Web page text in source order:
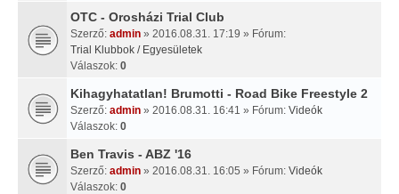
OTC - Orosházi Trial Club
Szerző: admin » 2016.08.31. 17:19 » Fórum:
Trial Klubbok / Egyesületek
Válaszok: 0
Kihagyhatatlan! Brumotti - Road Bike Freestyle 2
Szerző: admin » 2016.08.31. 16:41 » Fórum: Videók
Válaszok: 0
Ben Travis - ABZ '16
Szerző: admin » 2016.08.31. 16:05 » Fórum: Videók
Válaszok: 0